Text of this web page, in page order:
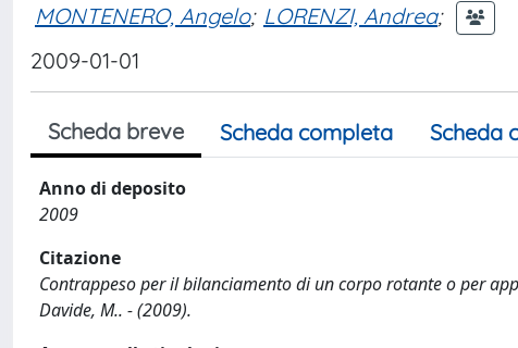
MONTENERO, Angelo; LORENZI, Andrea;
2009-01-01
Scheda breve Scheda completa Scheda
Anno di deposito
2009
Citazione
Contrappeso per il bilanciamento di un corpo rotante o per
Davide, M.. - (2009).